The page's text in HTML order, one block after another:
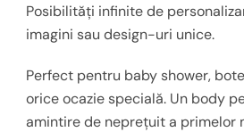
Posibilități infinite de
imagini sau design-uri unice.
Perfect pentru baby shower,
orice ocazie specială. Un body
amintire de neprețuit a primelor